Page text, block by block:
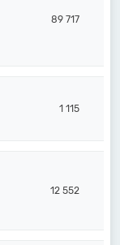
89 717
1 115
12 552